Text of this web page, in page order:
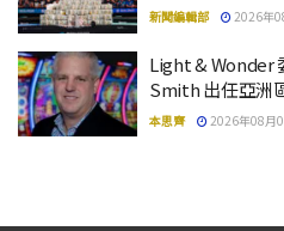
新聞編輯部 2026年
Light & Wonder
Smith 出任亞洲
本思齊 2026年08月